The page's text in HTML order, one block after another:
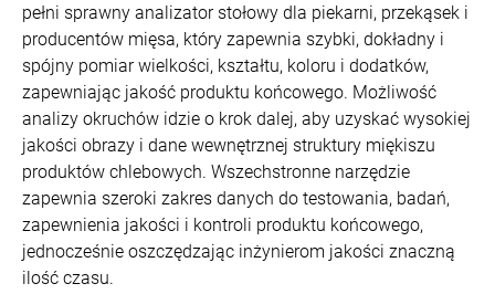
pełni sprawny analizator stołowy dla piekarni, przekąsek i
producentów mięsa, który zapewnia szybki, dokładny i
spójny pomiar wielkości, kształtu, koloru i dodatków,
zapewniając jakość produktu końcowego. Możliwość
analizy okruchów idzie o krok dalej, aby uzyskać wysokiej
jakości obrazy i dane wewnętrznej struktury miękiszu
produktów chlebowych. Wszechstronne narzędzie
zapewnia szeroki zakres danych do testowania, badań,
zapewnienia jakości i kontroli produktu końcowego,
jednocześnie oszczędzając inżynierom jakości znaczną
ilość czasu.